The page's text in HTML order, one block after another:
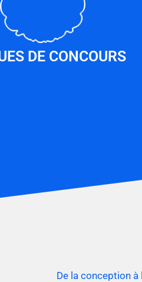
DE CONCOURS
De la conception